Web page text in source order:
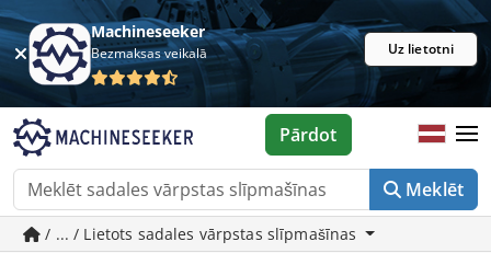
Machineseeker
Bezmaksas veikalā Uz lietotni
Meklēt
Pārdot
/ ... / Lietots sadales vārpstas slīpmašīnas